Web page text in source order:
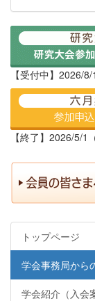
【受付中】2026/
【終了】2026/5/1
トップページ
学会事務局から
学会紹介（入会